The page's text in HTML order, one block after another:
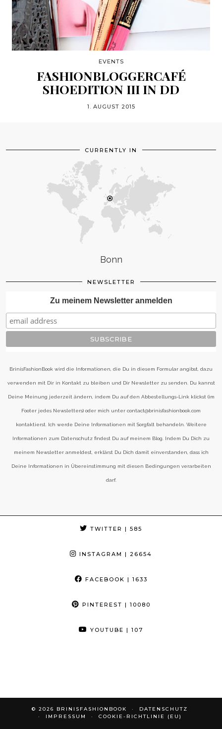
EVENTS
FASHIONBLOGGERCAFÉ
SHOEDITION III IN DD
1. AUGUST 2015
CURRENTLY IN
Bonn
NEWSLETTER
Zu meinem Newsletter anmelden
BrinisFashionBook wird die Informationen, die Du in diesem Formular angibst, dazu
verwenden mit Dir in Kontakt zu bleiben und Dir Newsletter zu senden. Du kannst
Deine Meinung jederzeit ändern, indem Du auf den Abbestellungs-Link klickst (im
Footer jedes Newsletters) oder mich unter contact@brinisfashionbook.com
kontaktierst. Ich werde Deine Informationen mit Sorgfalt behandeln. Weitere
Informationen zum Datenschutz findest Du auf meinem Blog. Indem Du Dich zu
meinem Newsletter anmeldest, erklärst Du Dich damit einverstanden, dass ich
Deine Informationen in Übereinstimmung mit diesen Bedingungen verarbeiten
darf.
TWITTER | 585
INSTAGRAM | 26654
FACEBOOK | 1633
PINTEREST | 10080
YOUTUBE | 107
© 2026 BRINISFASHIONBOOK
DATENSCHUTZ
IMPRESSUM
COOKIE-RICHTLINIE (EU)